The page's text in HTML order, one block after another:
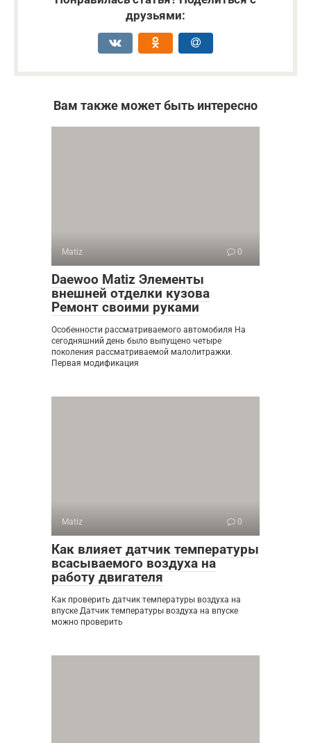
друзьями:
Вам также может быть интересно
Matiz 0
Daewoo Matiz Элементы
внешней отделки кузова
Ремонт своими руками
Особенности рассматриваемого автомобиля На
сегодняшний день было выпущено четыре
поколения рассматриваемой малолитражки.
Первая модификация
Matiz 0
Как влияет датчик температуры
всасываемого воздуха на
работу двигателя
Как проверить датчик температуры воздуха на
впуске Датчик температуры воздуха на впуске
можно проверить